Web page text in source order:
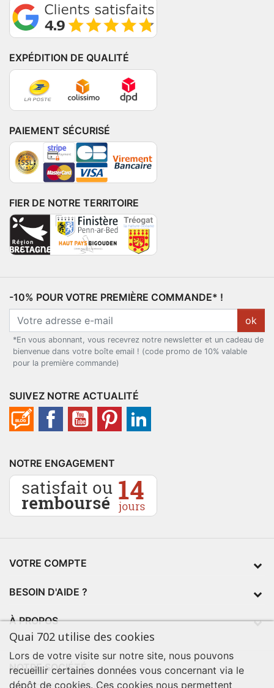
EXPÉDITION DE QUALITÉ
PAIEMENT SÉCURISÉ
FIER DE NOTRE TERRITOIRE
-10% POUR VOTRE PREMIÈRE COMMANDE* !
ok
*En vous abonnant, vous recevrez notre newsletter et un cadeau de
bienvenue dans votre boîte email ! (code promo de 10% valable
pour la première commande)
SUIVEZ NOTRE ACTUALITÉ
NOTRE ENGAGEMENT
VOTRE COMPTE
BESOIN D'AIDE ?
À PROPOS
NOTRE SOCIÉTÉ
Quai 702 utilise des cookies
Lors de votre visite sur notre site, nous pouvons
recueillir certaines données vous concernant via le
dépôt de cookies. Ces cookies nous permettent